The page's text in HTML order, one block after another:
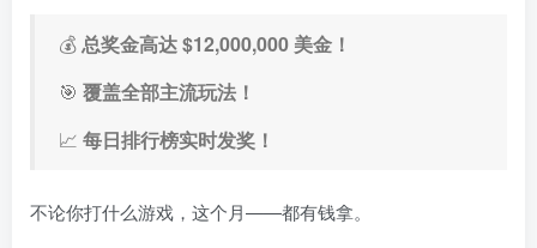
💰总奖金高达 $12,000,000 美金！
🎯 覆盖全部主流玩法！
📈 每日排行榜实时发奖！
不论你打什么游戏，这个月——都有钱拿。